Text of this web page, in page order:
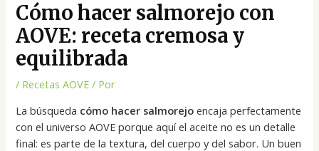
Cómo hacer salmorejo con
AOVE: receta cremosa y
equilibrada
/ Recetas AOVE / Por
La búsqueda cómo hacer salmorejo encaja perfectamente
con el universo AOVE porque aquí el aceite no es un detalle
final: es parte de la textura, del cuerpo y del sabor. Un buen